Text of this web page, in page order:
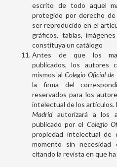
escrito de todo aquel
protegido por derecho
ser reproducido en el
gráficos, tablas,
constituya un catálogo
Antes de que los
publicados, los autores
mismos al Colegio Oficial de
la firma del
reservados para los
intelectual de los artículos.
Madrid autorizará a los
publicado por el Colegio
propiedad intelectual de
momento sin necesidad
citando la revista en que